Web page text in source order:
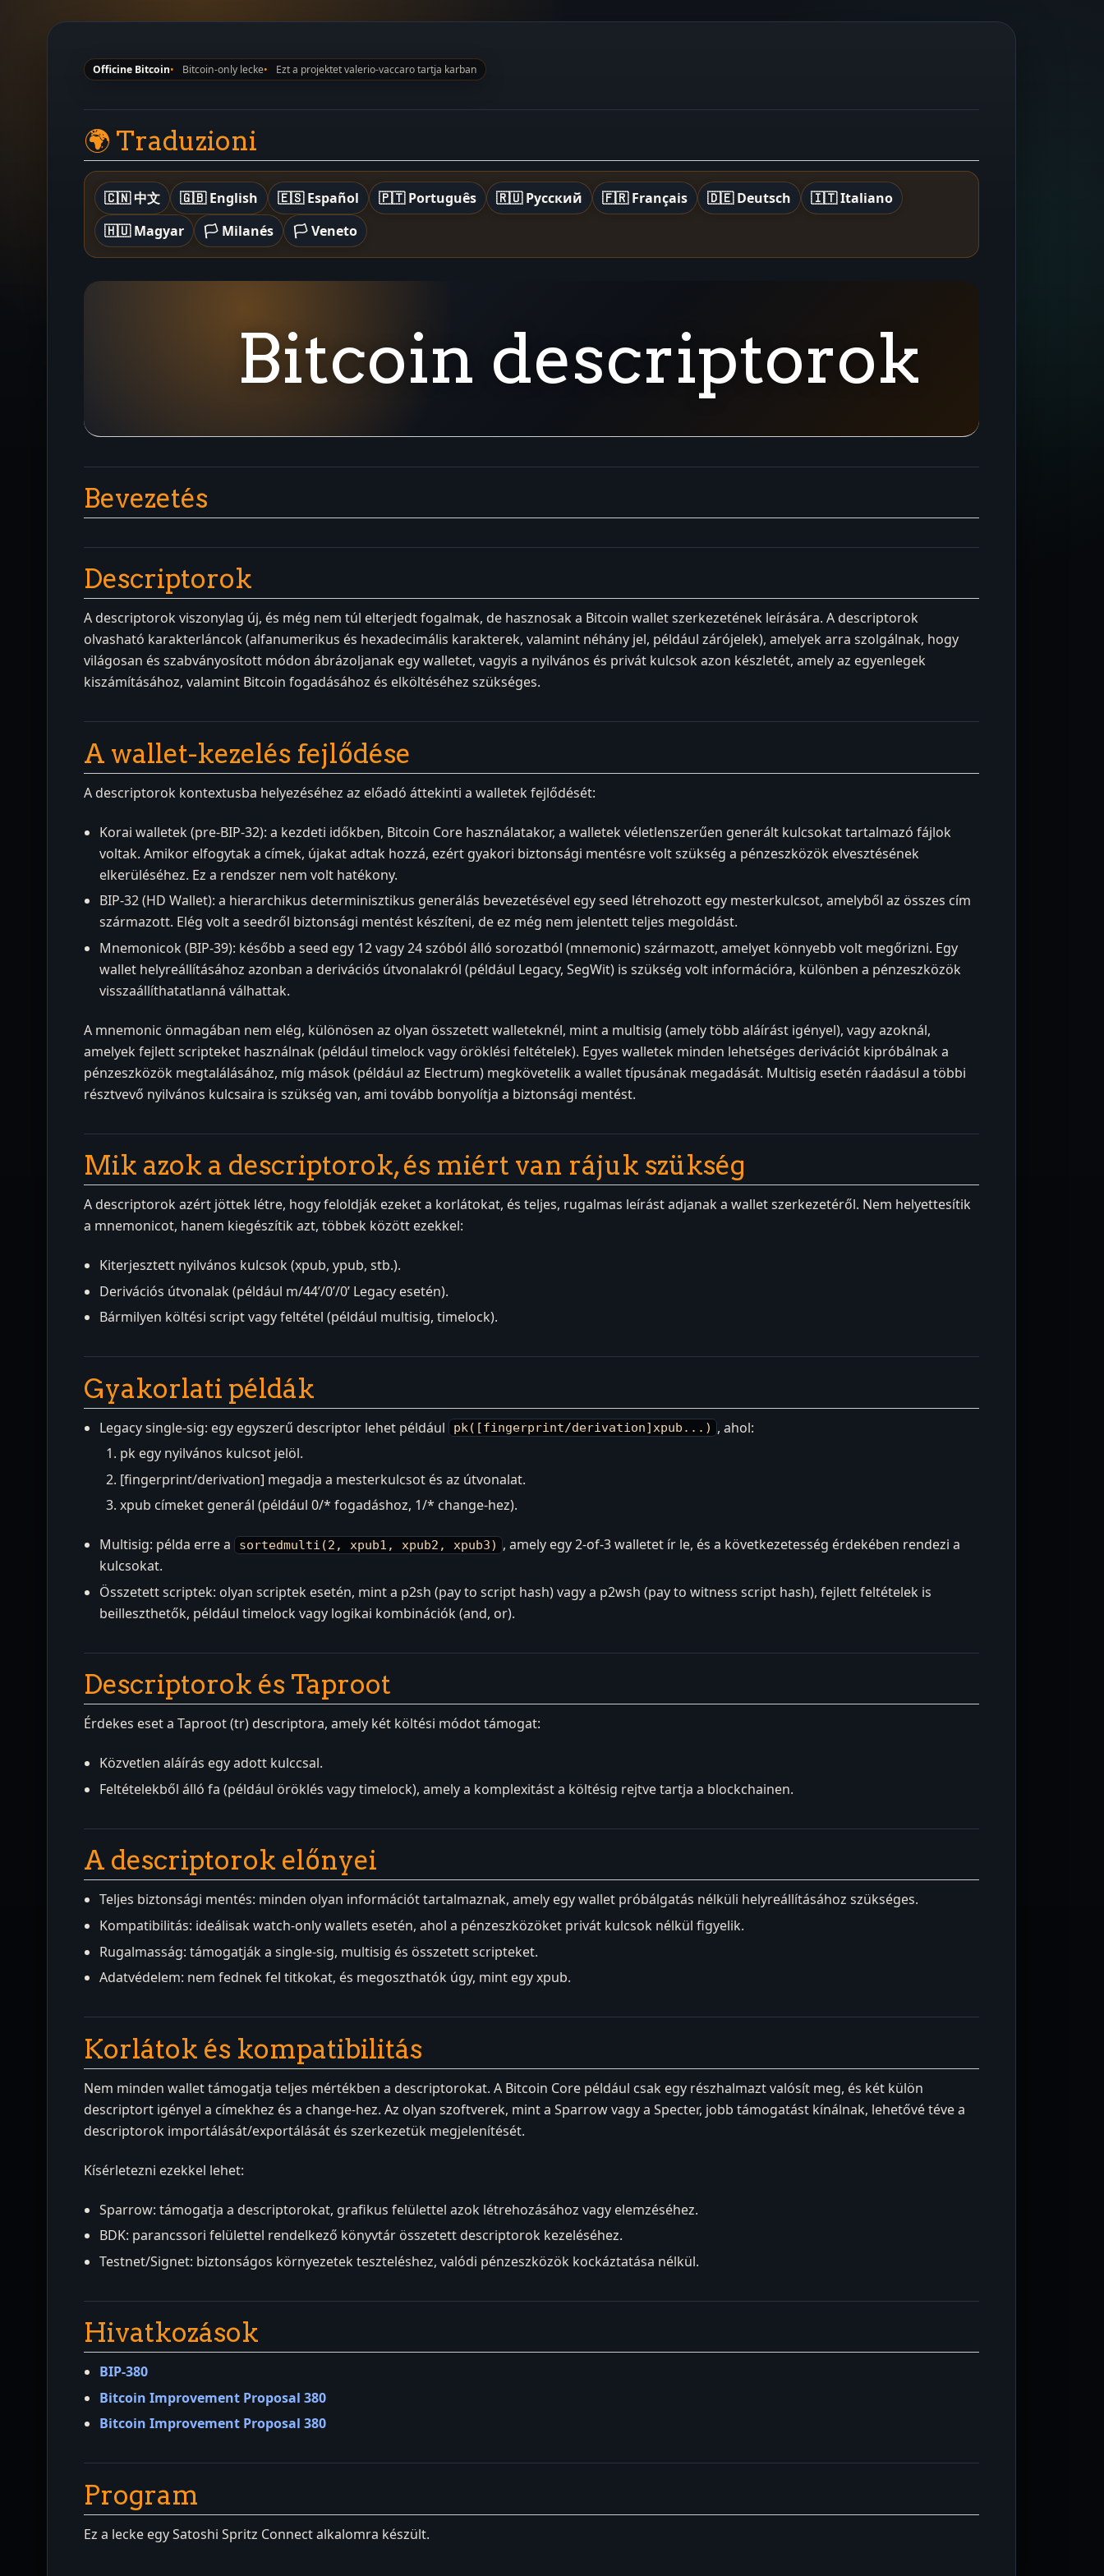
Officine Bitcoin Bitcoin-only lecke Ezt a projektet valerio-vaccaro tartja karban
🌍 Traduzioni
🇨🇳 中文 🇬🇧 English 🇪🇸 Español 🇵🇹 Português 🇷🇺 Русский 🇫🇷 Français 🇩🇪 Deutsch
🇮🇹 Italiano
🇭🇺 Magyar
🏳️ Milanés 🏳️ Veneto
Bitcoin descriptorok
Bevezetés
Descriptorok
A descriptorok viszonylag új, és még nem túl elterjedt fogalmak, de hasznosak a Bitcoin wallet szerkezetének leírására. A descriptorok
olvasható karakterláncok (alfanumerikus és hexadecimális karakterek, valamint néhány jel, például zárójelek), amelyek arra szolgálnak, hogy
világosan és szabványosított módon ábrázoljanak egy walletet, vagyis a nyilvános és privát kulcsok azon készletét, amely az egyenlegek
kiszámításához, valamint Bitcoin fogadásához és elköltéséhez szükséges.
A wallet-kezelés fejlődése
A descriptorok kontextusba helyezéséhez az előadó áttekinti a walletek fejlődését:
Korai walletek (pre-BIP-32): a kezdeti időkben, Bitcoin Core használatakor, a walletek véletlenszerűen generált kulcsokat tartalmazó fájlok
voltak. Amikor elfogytak a címek, újakat adtak hozzá, ezért gyakori biztonsági mentésre volt szükség a pénzeszközök elvesztésének
elkerüléséhez. Ez a rendszer nem volt hatékony.
BIP-32 (HD Wallet): a hierarchikus determinisztikus generálás bevezetésével egy seed létrehozott egy mesterkulcsot, amelyből az összes cím
származott. Elég volt a seedről biztonsági mentést készíteni, de ez még nem jelentett teljes megoldást.
Mnemonicok (BIP-39): később a seed egy 12 vagy 24 szóból álló sorozatból (mnemonic) származott, amelyet könnyebb volt megőrizni. Egy
wallet helyreállításához azonban a derivációs útvonalakról (például Legacy, SegWit) is szükség volt információra, különben a pénzeszközök
visszaállíthatatlanná válhattak.
A mnemonic önmagában nem elég, különösen az olyan összetett walleteknél, mint a multisig (amely több aláírást igényel), vagy azoknál,
amelyek fejlett scripteket használnak (például timelock vagy öröklési feltételek). Egyes walletek minden lehetséges derivációt kipróbálnak a
pénzeszközök megtalálásához, míg mások (például az Electrum) megkövetelik a wallet típusának megadását. Multisig esetén ráadásul a többi
résztvevő nyilvános kulcsaira is szükség van, ami tovább bonyolítja a biztonsági mentést.
Mik azok a descriptorok, és miért van rájuk szükség
A descriptorok azért jöttek létre, hogy feloldják ezeket a korlátokat, és teljes, rugalmas leírást adjanak a wallet szerkezetéről. Nem helyettesítik
a mnemonicot, hanem kiegészítik azt, többek között ezekkel:
Kiterjesztett nyilvános kulcsok (xpub, ypub, stb.).
Derivációs útvonalak (például m/44’/0’/0’ Legacy esetén).
Bármilyen költési script vagy feltétel (például multisig, timelock).
Gyakorlati példák
Legacy single-sig: egy egyszerű descriptor lehet például pk([fingerprint/derivation]xpub...) , ahol:
pk egy nyilvános kulcsot jelöl.
[fingerprint/derivation] megadja a mesterkulcsot és az útvonalat.
xpub címeket generál (például 0/* fogadáshoz, 1/* change-hez).
Multisig: példa erre a sortedmulti(2, xpub1, xpub2, xpub3) , amely egy 2-of-3 walletet ír le, és a következetesség érdekében rendezi a
kulcsokat.
Összetett scriptek: olyan scriptek esetén, mint a p2sh (pay to script hash) vagy a p2wsh (pay to witness script hash), fejlett feltételek is
beilleszthetők, például timelock vagy logikai kombinációk (and, or).
Descriptorok és Taproot
Érdekes eset a Taproot (tr) descriptora, amely két költési módot támogat:
Közvetlen aláírás egy adott kulccsal.
Feltételekből álló fa (például öröklés vagy timelock), amely a komplexitást a költésig rejtve tartja a blockchainen.
A descriptorok előnyei
Teljes biztonsági mentés: minden olyan információt tartalmaznak, amely egy wallet próbálgatás nélküli helyreállításához szükséges.
Kompatibilitás: ideálisak watch-only wallets esetén, ahol a pénzeszközöket privát kulcsok nélkül figyelik.
Rugalmasság: támogatják a single-sig, multisig és összetett scripteket.
Adatvédelem: nem fednek fel titkokat, és megoszthatók úgy, mint egy xpub.
Korlátok és kompatibilitás
Nem minden wallet támogatja teljes mértékben a descriptorokat. A Bitcoin Core például csak egy részhalmazt valósít meg, és két külön
descriptort igényel a címekhez és a change-hez. Az olyan szoftverek, mint a Sparrow vagy a Specter, jobb támogatást kínálnak, lehetővé téve a
descriptorok importálását/exportálását és szerkezetük megjelenítését.
Kísérletezni ezekkel lehet:
Sparrow: támogatja a descriptorokat, grafikus felülettel azok létrehozásához vagy elemzéséhez.
BDK: parancssori felülettel rendelkező könyvtár összetett descriptorok kezeléséhez.
Testnet/Signet: biztonságos környezetek teszteléshez, valódi pénzeszközök kockáztatása nélkül.
Hivatkozások
BIP-380
Bitcoin Improvement Proposal 380
Bitcoin Improvement Proposal 380
Program
Ez a lecke egy Satoshi Spritz Connect alkalomra készült.